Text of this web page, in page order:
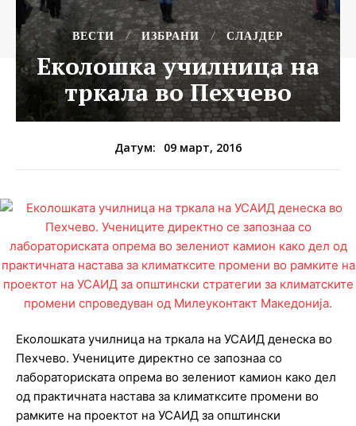
ВЕСТИ ИЗБРАНИ СЛАЈДЕР
Еколошка училница на
тркала во Пехчево
Датум: 09 март, 2016
Еколошката училница на тркала на УСАИД денеска во
Пехчево. Учениците директно се запознаа со
лабораториската опрема во зелениот камион како дел
од практичната настава за климатксите промени во
рамките на проектот на УСАИД за општински